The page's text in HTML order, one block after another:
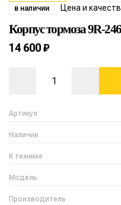
в наличии Цена и
Корпус тормоза 9R-
Артикул
Наличие
К технике
Модель
Производитель
14 600 ₽